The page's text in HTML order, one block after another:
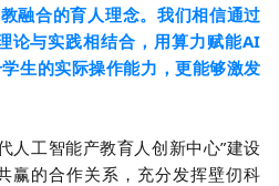
融合的育人理念。我们相信通过
论与实践相结合，用算力赋能AI
生的实际操作能力，更能够激发
人工智能产教育人创新中心”建设
赢的合作关系，充分发挥壁仞科